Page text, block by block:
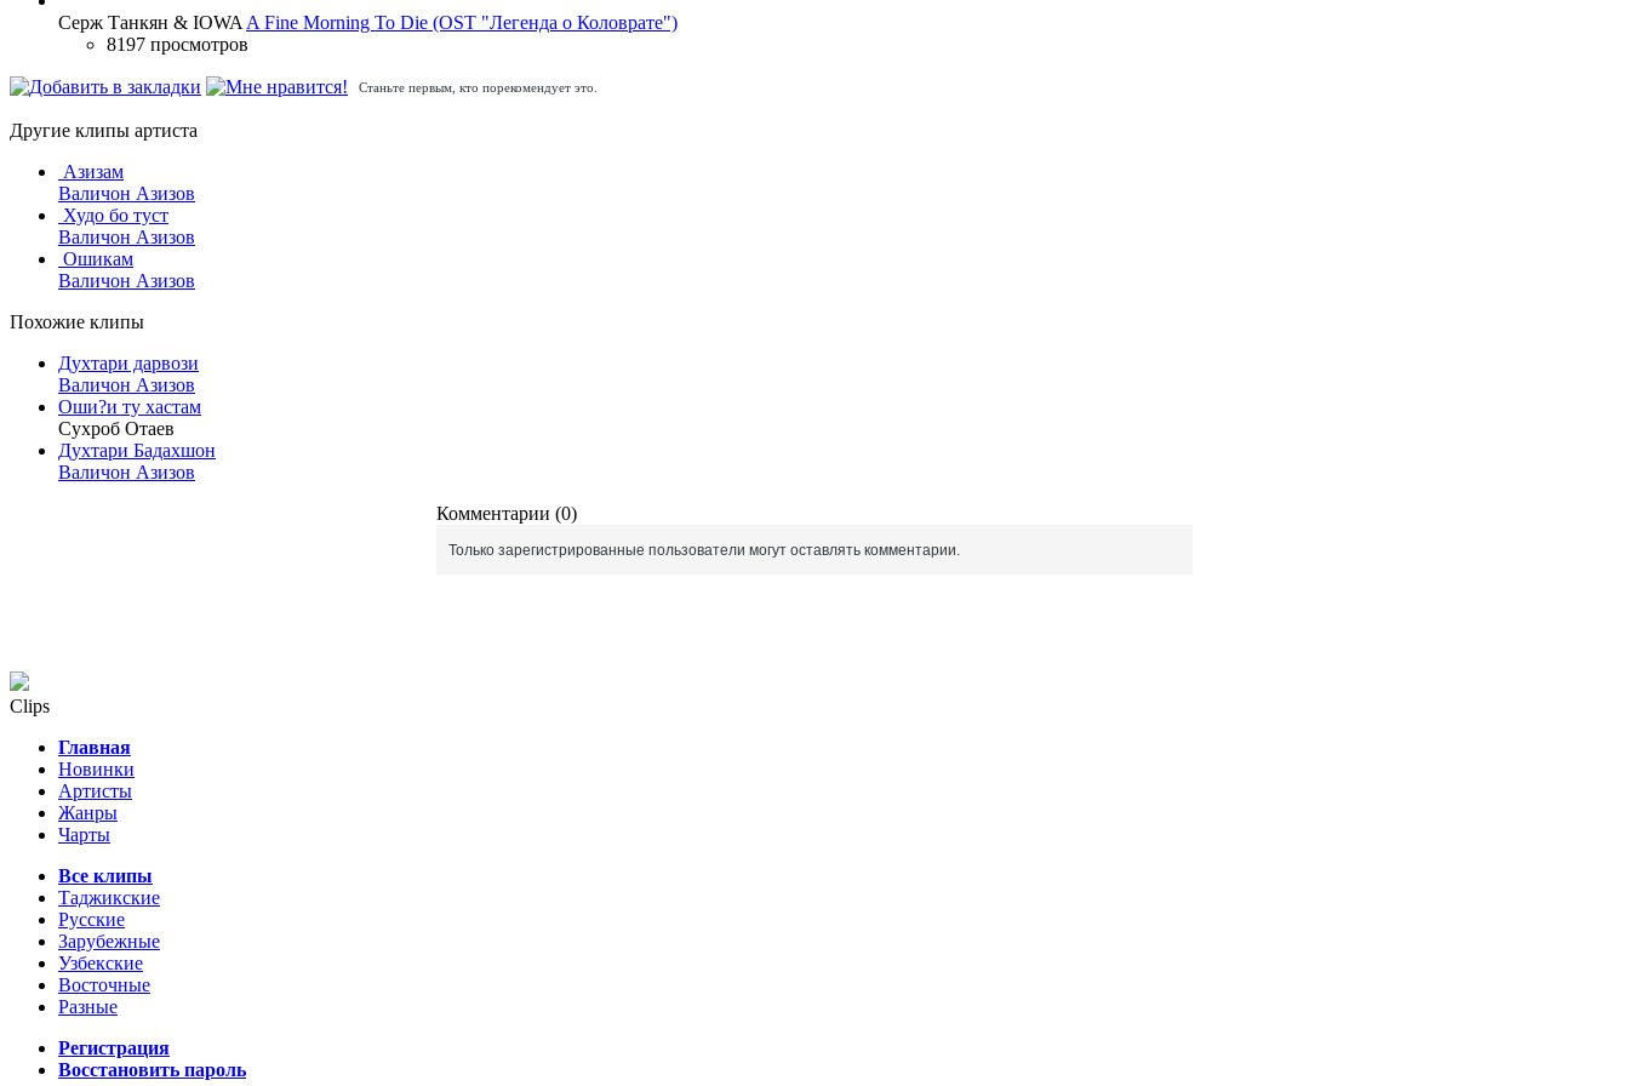
Серж Танкян & IOWA A Fine Morning To Die (OST "Легенда о Коловрате")
8197 просмотров
Станьте первым, кто порекомендует это.
Другие клипы артиста
Азизам
Валичон Азизов
Худо бо туст
Валичон Азизов
Ошикам
Валичон Азизов
Похожие клипы
Духтари дарвози
Валичон Азизов
Оши?и ту хастам
Сухроб Отаев
Духтари Бадахшон
Валичон Азизов
Комментарии (0)
Только зарегистрированные пользователи могут оставлять комментарии.
Clips
Главная
Новинки
Артисты
Жанры
Чарты
Все клипы
Таджикские
Русские
Зарубежные
Узбекские
Восточные
Разные
Регистрация
Восстановить пароль